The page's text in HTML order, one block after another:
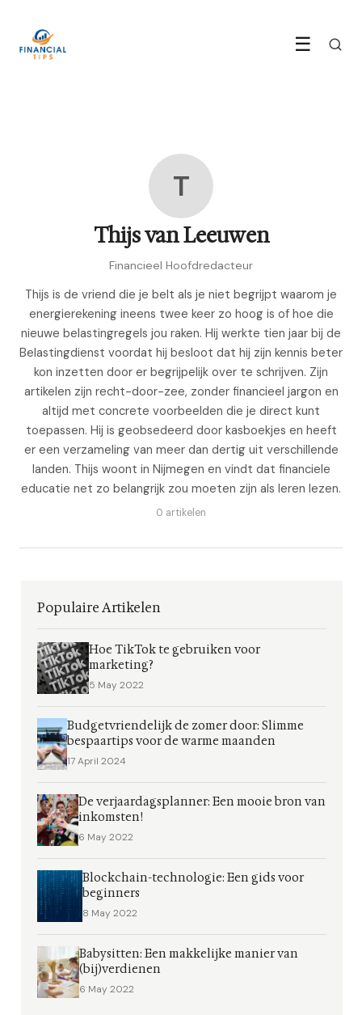
☰
T
Thijs van Leeuwen
Financieel Hoofdredacteur
Thijs is de vriend die je belt als je niet begrijpt waarom je
energierekening ineens twee keer zo hoog is of hoe die
nieuwe belastingregels jou raken. Hij werkte tien jaar bij de
Belastingdienst voordat hij besloot dat hij zijn kennis beter
kon inzetten door er begrijpelijk over te schrijven. Zijn
artikelen zijn recht-door-zee, zonder financieel jargon en
altijd met concrete voorbeelden die je direct kunt
toepassen. Hij is geobsedeerd door kasboekjes en heeft
er een verzameling van meer dan dertig uit verschillende
landen. Thijs woont in Nijmegen en vindt dat financiele
educatie net zo belangrijk zou moeten zijn als leren lezen.
0 artikelen
Populaire Artikelen
Hoe TikTok te gebruiken voor
marketing?
5 May 2022
Budgetvriendelijk de zomer door: Slimme
bespaartips voor de warme maanden
17 April 2024
De verjaardagsplanner: Een mooie bron van
inkomsten!
6 May 2022
Blockchain-technologie: Een gids voor
beginners
8 May 2022
Babysitten: Een makkelijke manier van
(bij)verdienen
6 May 2022